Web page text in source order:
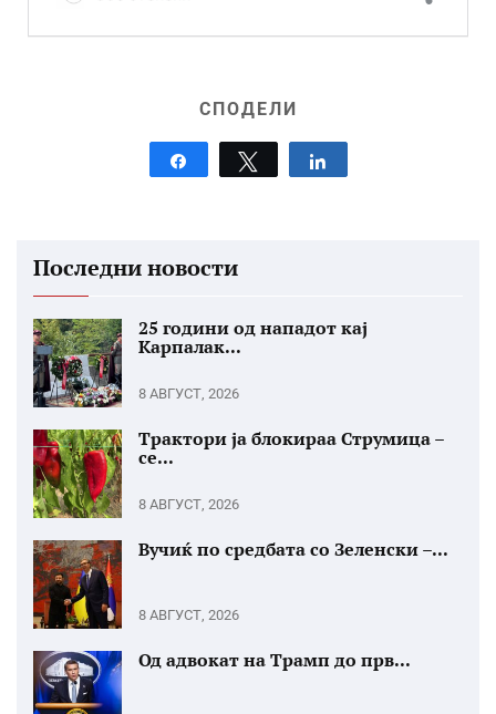
СПОДЕЛИ
Tweet
Последни новости
25 години од нападот кај
Карпалак...
8 АВГУСТ, 2026
Трактори ја блокираа Струмица –
се...
8 АВГУСТ, 2026
Вучиќ по средбата со Зеленски –...
8 АВГУСТ, 2026
Од адвокат на Трамп до прв...